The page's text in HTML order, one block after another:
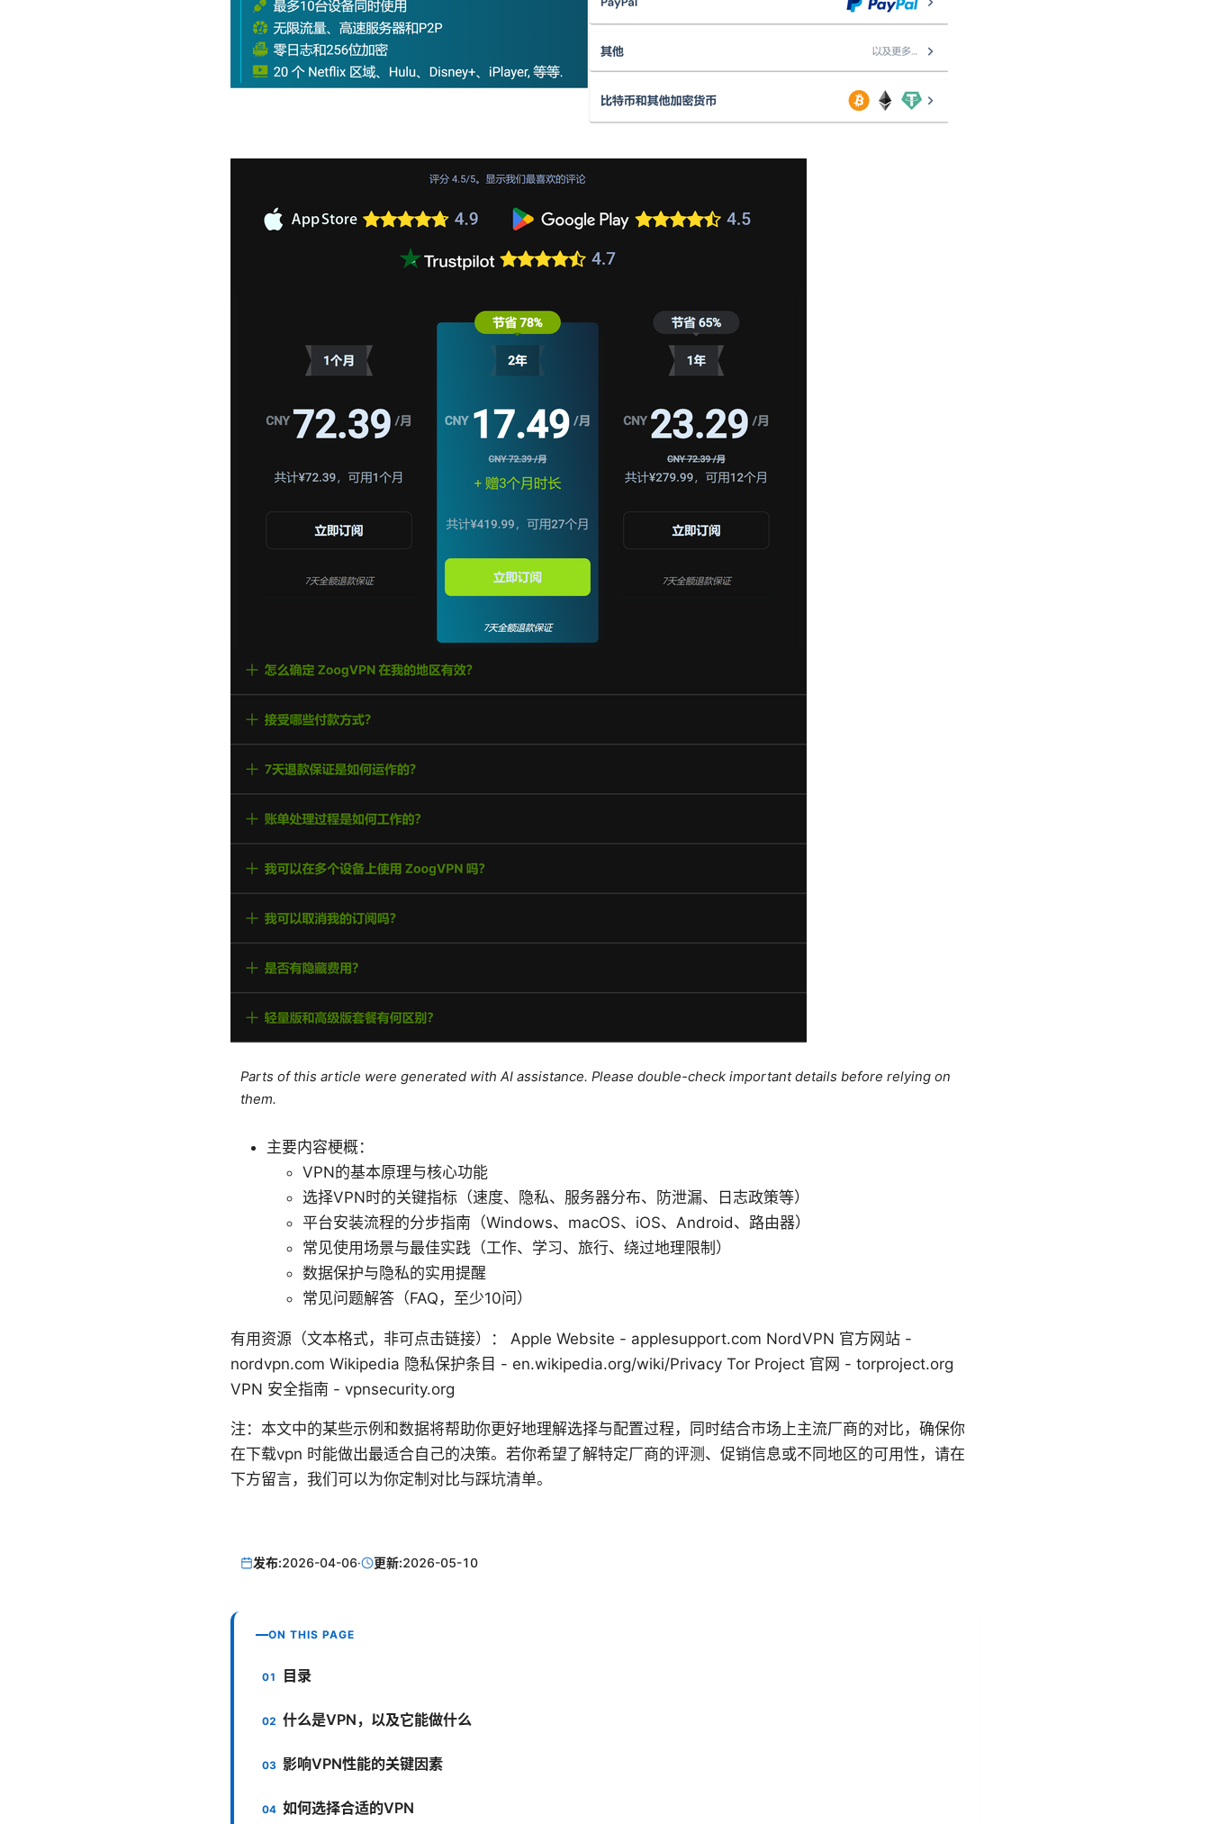
Parts of this article were generated with AI assistance. Please double-check important details before relying on
them.
主要内容梗概：
VPN的基本原理与核心功能
选择VPN时的关键指标（速度、隐私、服务器分布、防泄漏、日志政策等）
平台安装流程的分步指南（Windows、macOS、iOS、Android、路由器）
常见使用场景与最佳实践（工作、学习、旅行、绕过地理限制）
数据保护与隐私的实用提醒
常见问题解答（FAQ，至少10问）
有用资源（文本格式，非可点击链接）： Apple Website - applesupport.com NordVPN 官方网站 -
nordvpn.com Wikipedia 隐私保护条目 - en.wikipedia.org/wiki/Privacy Tor Project 官网 - torproject.org
VPN 安全指南 - vpnsecurity.org
注：本文中的某些示例和数据将帮助你更好地理解选择与配置过程，同时结合市场上主流厂商的对比，确保你
在下载vpn 时能做出最适合自己的决策。若你希望了解特定厂商的评测、促销信息或不同地区的可用性，请在
下方留言，我们可以为你定制对比与踩坑清单。
发布:2026-04-06· 更新:2026-05-10
ON THIS PAGE
目录
什么是VPN，以及它能做什么
影响VPN性能的关键因素
如何选择合适的VPN